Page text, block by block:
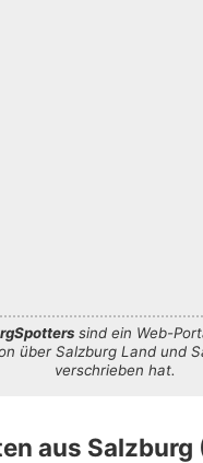
sind ein Web-
über Salzburg Land und
verschrieben hat.
aus Salzburg